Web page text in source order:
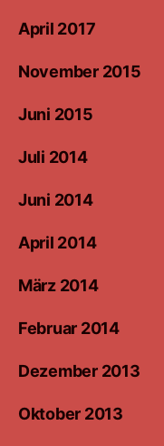
April 2017
November 2015
Juni 2015
Juli 2014
Juni 2014
April 2014
März 2014
Februar 2014
Dezember 2013
Oktober 2013